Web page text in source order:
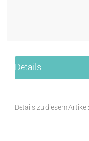
Details
Details zu diesem Artikel: